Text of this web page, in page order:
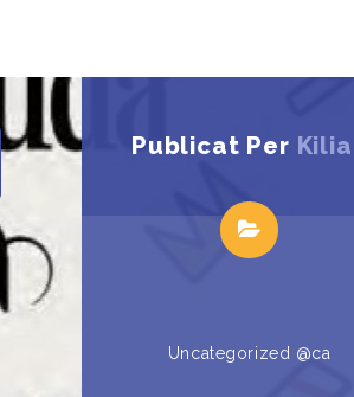
Publicat Per
Uncategorized @ca